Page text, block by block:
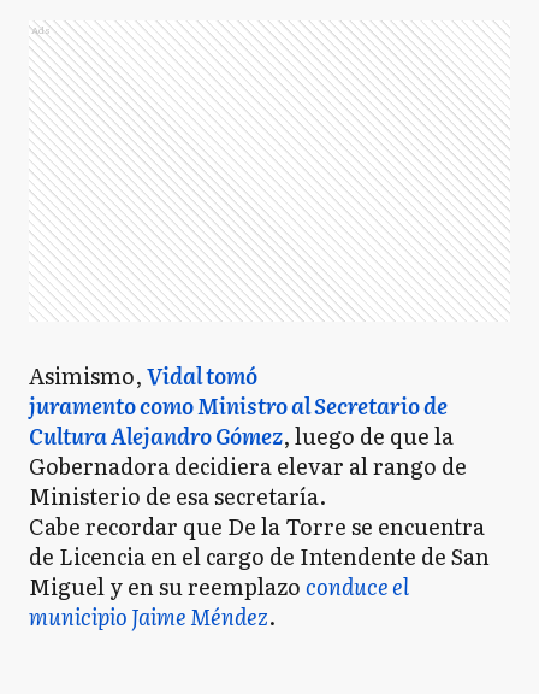
Ads
Asimismo,Vidal tomó
juramento como Ministro al Secretario de
Cultura Alejandro Gómez, luego de que la
Gobernadora decidiera elevar al rango de
Ministerio de esa secretaría.
Cabe recordar que De la Torre se encuentra
de Licencia en el cargo de Intendente de San
Miguel y en su reemplazoconduce el
municipio Jaime Méndez.